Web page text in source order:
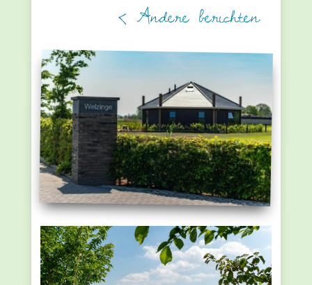
< Andere berichten